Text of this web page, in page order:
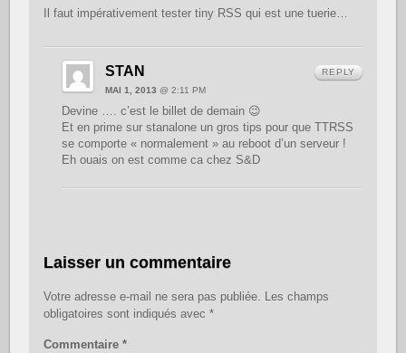
Il faut impérativement tester tiny RSS qui est une tuerie…
STAN
MAI 1, 2013 @ 2:11 PM
Devine …. c’est le billet de demain 😉
Et en prime sur stanalone un gros tips pour que TTRSS
se comporte « normalement » au reboot d’un serveur !
Eh ouais on est comme ca chez S&D
REPLY
Laisser un commentaire
Votre adresse e-mail ne sera pas publiée.
Les champs
obligatoires sont indiqués avec *
Commentaire *